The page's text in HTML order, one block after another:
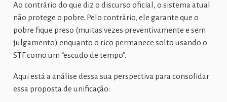
Ao contrário do que diz o discurso oficial, o sistema atual
não protege o pobre. Pelo contrário, ele garante que o
pobre fique preso (muitas vezes preventivamente e sem
julgamento) enquanto o rico permanece solto usando o
STF como um “escudo de tempo”.
Aqui está a análise dessa sua perspectiva para consolidar
essa proposta de unificação: